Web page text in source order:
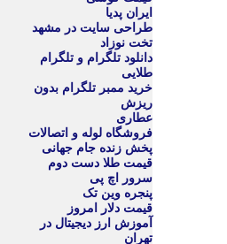
ایران پدیا
طراحی سایت در مشهد
تخت نوزاد
دانلود تلگرام و تلگرام
طلایی
خرید ممبر تلگرام بدون
ریزش
عطاری
فروشگاه لوله و اتصالات
پخش زنده جام جهانی
قیمت طلا دست دوم
سرور اچ پی
پنجره وین تک
قیمت دلار امروز
آموزش ارز دیجیتال در
تهران